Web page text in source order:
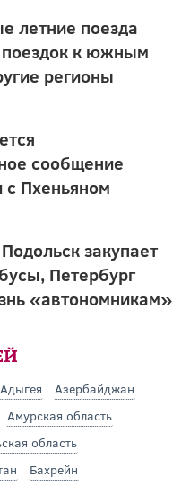
летние поезда
к южным
регионы
сообщение
с Пхеньяном
закупает
Петербург
«автономникам»
Адыгея
Азербайджан
Амурская область
область
Бахрейн